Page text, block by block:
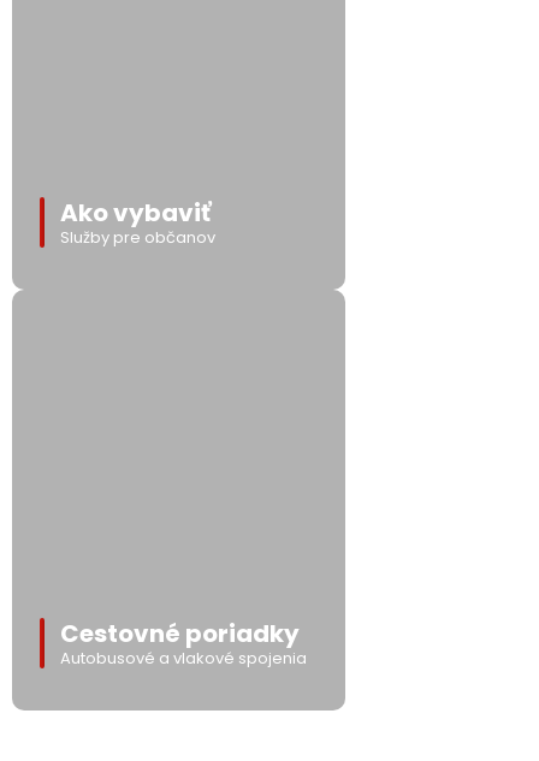
Ako vybaviť
Služby pre občanov
Cestovné poriadky
Autobusové a vlakové spojenia